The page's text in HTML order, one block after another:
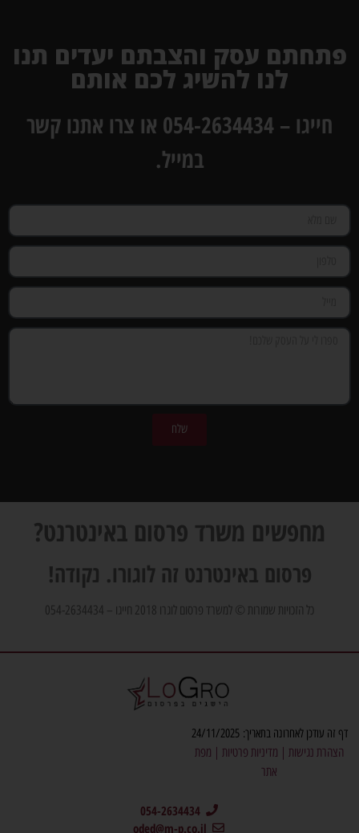
פתחתם עסק והצבתם יעדים תנו
לנו להשיג לכם אותם
חייגו – 054-2634434 או צרו אתנו קשר
במייל.
שלח
מחפשים משרד פרסום באינטרנט?
פרסום באינטרנט זה לוגורו. נקודה!
כל הזכויות שמורות © למשרד פרסום לוגרו 2018 חייגו – 054-2634434
דף זה עודכן לאחרונה בתאריך: 24/11/2025
הצהרת נגישות מדיניות פרטיות
מפת
אתר
054-2634434
oded@m-p.co.il